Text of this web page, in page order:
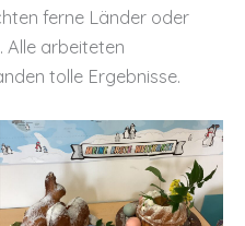
ferne Länder oder
Alle arbeiteten
tolle Ergebnisse.